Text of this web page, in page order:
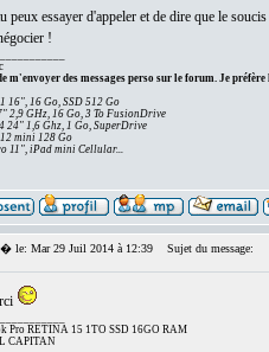
peux essayer d'appeler et de dire que le
!
m'envoyer des messages perso sur le forum. Je préfère
16", 16 Go, SSD 512 Go
2,9 GHz, 16 Go, 3 To FusionDrive
24" 1,6 Ghz, 1 Go, SuperDrive
mini 128 Go
11", iPad mini Cellular...
le: Mar 29 Juil 2014 à 12:39 Sujet du message:
Pro RETINA 15 1TO SSD 16GO RAM
CAPITAN